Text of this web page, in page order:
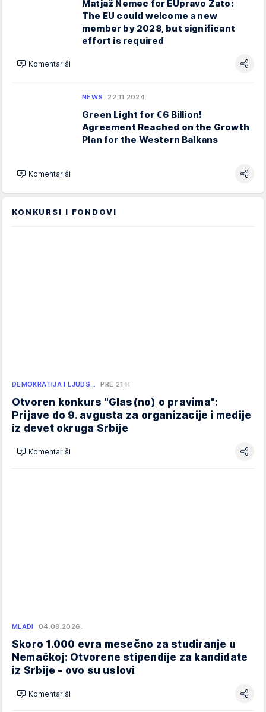
Matjaž Nemec for EUpravo Zato:
The EU could welcome a new
member by 2028, but significant
effort is required
Komentariši
NEWS 22.11.2024.
Green Light for €6 Billion!
Agreement Reached on the Growth
Plan for the Western Balkans
Komentariši
KONKURSI I FONDOVI
DEMOKRATIJA I LJUDS… PRE 21 H
Otvoren konkurs "Glas(no) o pravima":
Prijave do 9. avgusta za organizacije i medije
iz devet okruga Srbije
Komentariši
MLADI 04.08.2026.
Skoro 1.000 evra mesečno za studiranje u
Nemačkoj: Otvorene stipendije za kandidate
iz Srbije - ovo su uslovi
Komentariši